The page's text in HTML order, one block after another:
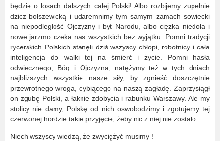
będzie o losach dalszych całej Polski! Albo rozbijemy zupełnie
dzicz bolszewicką i udaremnimy tym samym zamach sowiecki
na niepodległość Ojczyzny i byt Narodu, albo ciężka niedola i
nowe jarzmo czeka nas wszystkich bez wyjątku. Pomni tradycji
rycerskich Polskich stanęli dziś wszyscy chłopi, robotnicy i cała
inteligencja do walki tej na śmierć i życie. Pomni hasła
odwiecznego, Bóg i Ojczyzna, natężymy też w tych dniach
najbliższych wszystkie nasze siły, by zgnieść doszczętnie
przewrotnego wroga, dybiącego na naszą zagładę. Zaprzysiągł
on zgubę Polski, a łaknie zdobycia i rabunku Warszawy. Ale my
stolicy nie damy, Polskę od nich oswobodzimy i zgotujemy tej
czerwonej hordzie takie przyjęcie, żeby nic z niej nie zostało.
Niech wszyscy wiedzą, że zwyciężyć musimy !